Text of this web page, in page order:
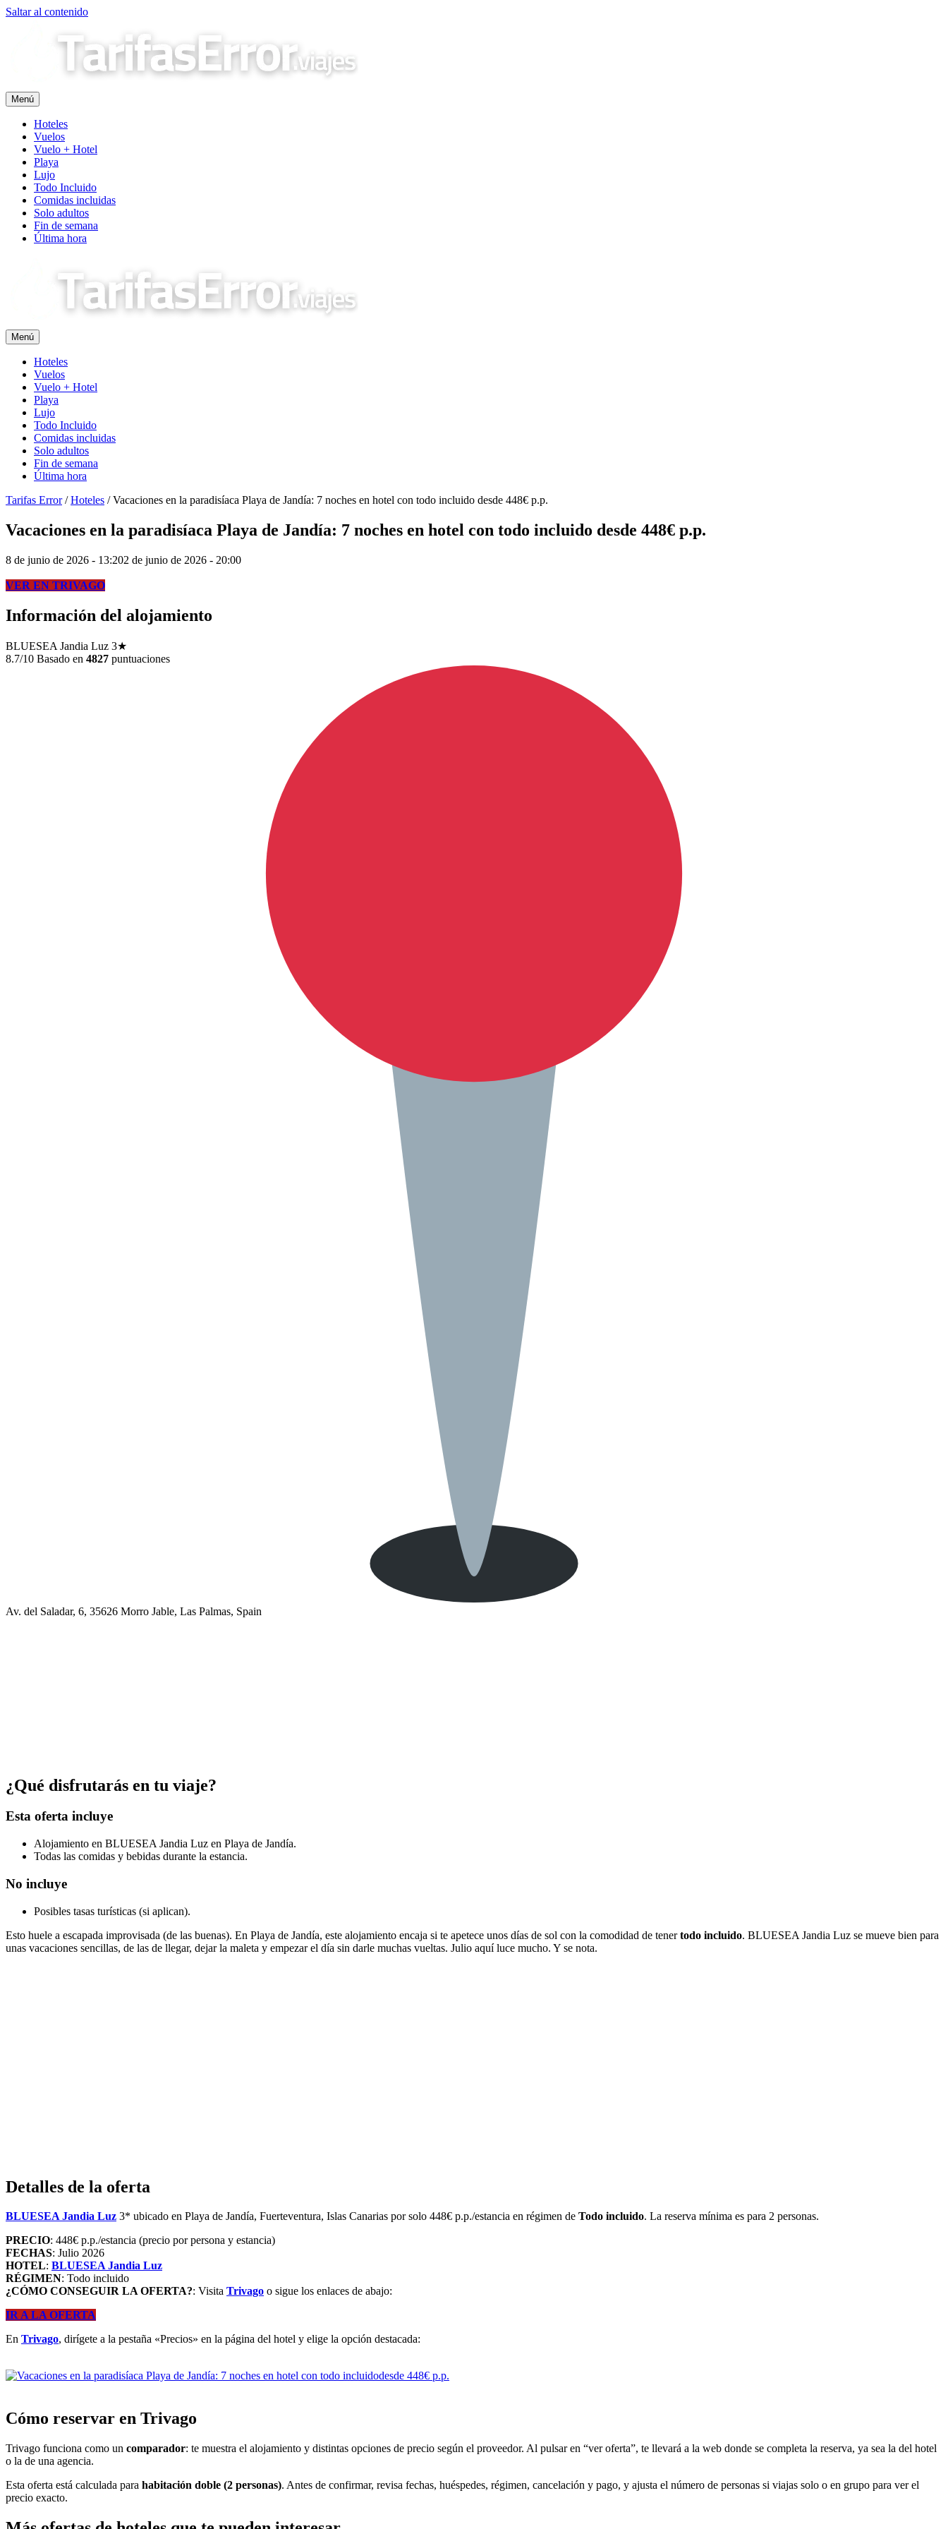
Saltar al contenido
Menú
Hoteles
Vuelos
Vuelo + Hotel
Playa
Lujo
Todo Incluido
Comidas incluidas
Solo adultos
Fin de semana
Última hora
Menú
Hoteles
Vuelos
Vuelo + Hotel
Playa
Lujo
Todo Incluido
Comidas incluidas
Solo adultos
Fin de semana
Última hora
Tarifas Error/Hoteles /Vacaciones en la paradisíaca Playa de Jandía: 7 noches en hotel con todo incluido desde 448€ p.p.
Vacaciones en la paradisíaca Playa de Jandía: 7 noches en hotel con todo incluido desde 448€ p.p.
8 de junio de 2026 - 13:202 de junio de 2026 - 20:00
VER EN TRIVAGO
Información del alojamiento
BLUESEA Jandia Luz 3★
8.7/10 Basado en 4827 puntuaciones
Av. del Saladar, 6, 35626 Morro Jable, Las Palmas, Spain
¿Qué disfrutarás en tu viaje?
Esta oferta incluye
Alojamiento en BLUESEA Jandia Luz en Playa de Jandía.
Todas las comidas y bebidas durante la estancia.
No incluye
Posibles tasas turísticas (si aplican).
Esto huele a escapada improvisada (de las buenas). En Playa de Jandía, este alojamiento encaja si te apetece unos días de sol con la comodidad de tenertodo incluido. BLUESEA Jandia Luz se mueve bien para
unas vacaciones sencillas, de las de llegar, dejar la maleta y empezar el día sin darle muchas vueltas. Julio aquí luce mucho. Y se nota.
Detalles de la oferta
BLUESEA Jandia Luz 3* ubicado en Playa de Jandía, Fuerteventura, Islas Canarias por solo 448€ p.p./estancia en régimen de Todo incluido. La reserva mínima es para 2 personas.
PRECIO: 448€ p.p./estancia (precio por persona y estancia)
FECHAS: Julio 2026
HOTEL: BLUESEA Jandia Luz
RÉGIMEN: Todo incluido
¿CÓMO CONSEGUIR LA OFERTA?: Visita Trivago o sigue los enlaces de abajo:
IR A LA OFERTA
En Trivago, dirígete a la pestaña «Precios» en la página del hotel y elige la opción destacada:
Cómo reservar en Trivago
Trivago funciona como un comparador: te muestra el alojamiento y distintas opciones de precio según el proveedor. Al pulsar en “ver oferta”, te llevará a la web donde se completa la reserva, ya sea la del hotel
o la de una agencia.
Esta oferta está calculada para habitación doble (2 personas). Antes de confirmar, revisa fechas, huéspedes, régimen, cancelación y pago, y ajusta el número de personas si viajas solo o en grupo para ver el
precio exacto.